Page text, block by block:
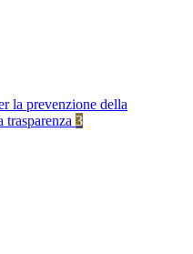
la prevenzione della
trasparenza 3